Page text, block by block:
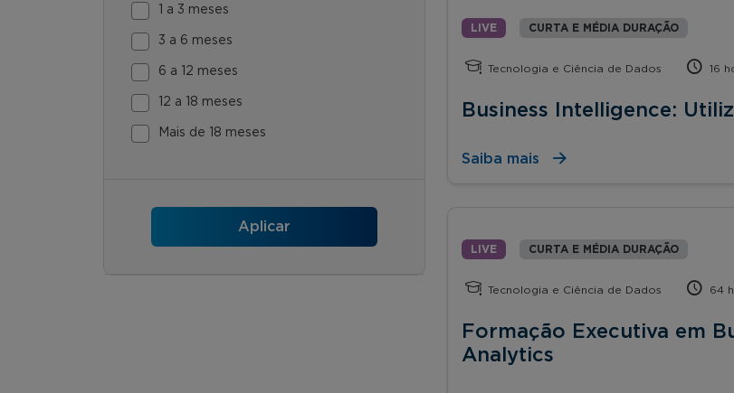
1 a 3 meses
3 a 6 meses
6 a 12 meses
12 a 18 meses
Mais de 18 meses
LIVE CURTA E MÉDIA DURAÇÃO
Tecnologia e Ciência de Dados 16
Business Intelligence:
Saiba mais
LIVE CURTA E MÉDIA DURAÇÃO
Tecnologia e Ciência de Dados 64
Formação Executiva em
Analytics